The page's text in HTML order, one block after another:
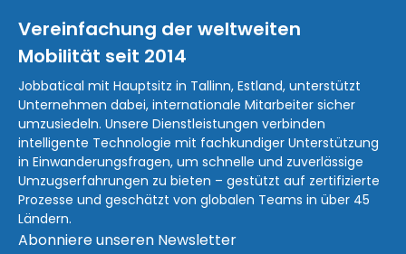
Vereinfachung der weltweiten
Mobilität seit 2014
Jobbatical mit Hauptsitz in Tallinn, Estland, unterstützt
Unternehmen dabei, internationale Mitarbeiter sicher
umzusiedeln. Unsere Dienstleistungen verbinden
intelligente Technologie mit fachkundiger Unterstützung
in Einwanderungsfragen, um schnelle und zuverlässige
Umzugserfahrungen zu bieten – gestützt auf zertifizierte
Prozesse und geschätzt von globalen Teams in über 45
Ländern.
Abonniere unseren Newsletter